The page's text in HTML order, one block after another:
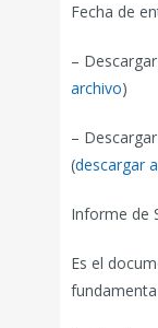
Fecha de
–
archivo)
–
(descargar
Informe de
Es el